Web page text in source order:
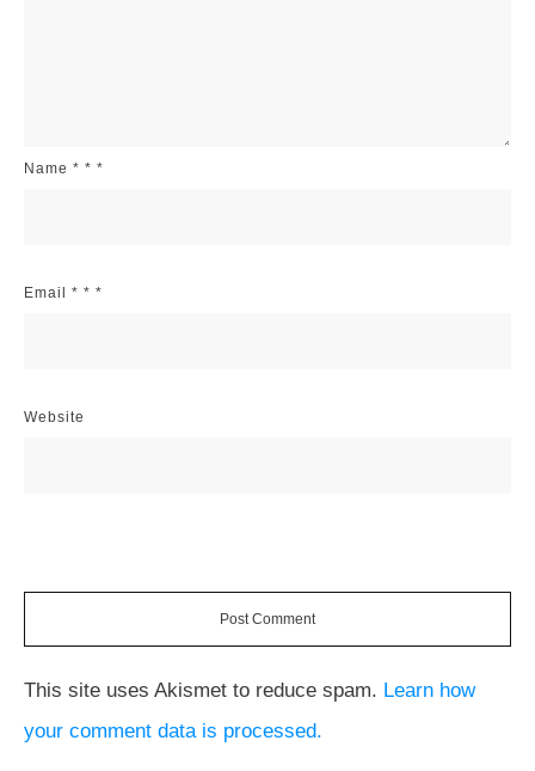
Name * * *
Email * * *
Website
Post Comment
This site uses Akismet to reduce spam. Learn how
your comment data is processed.